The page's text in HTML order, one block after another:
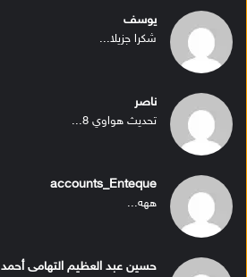
يوسف
شكرا جزيلا...
ناصر
تحديث هواوي 8...
accounts_Enteque
ههه...
حسين عبد العظيم التهامى أحمد